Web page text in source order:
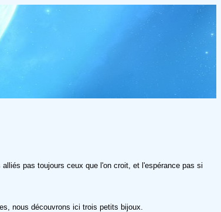
pas toujours ceux que l'on croit, et l'espérance pas si
nous découvrons ici trois petits bijoux.